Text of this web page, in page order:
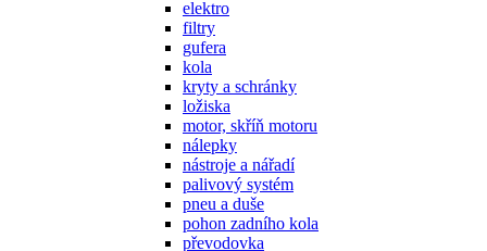
elektro
filtry
gufera
kola
kryty a schránky
ložiska
motor, skříň motoru
nálepky
nástroje a nářadí
palivový systém
pneu a duše
pohon zadního kola
převodovka